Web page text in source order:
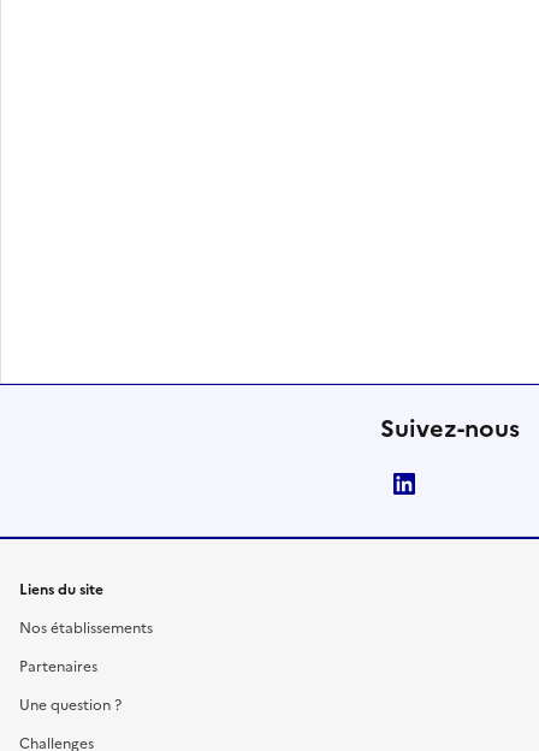
Suivez-nous
Liens du site
Nos établissements
Partenaires
Une question ?
Challenges